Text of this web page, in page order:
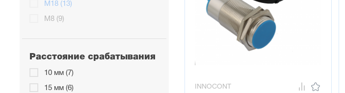
М18 (13)
М8 (9)
Расстояние срабатывания
10 мм (7)
15 мм (6) INNOCONT